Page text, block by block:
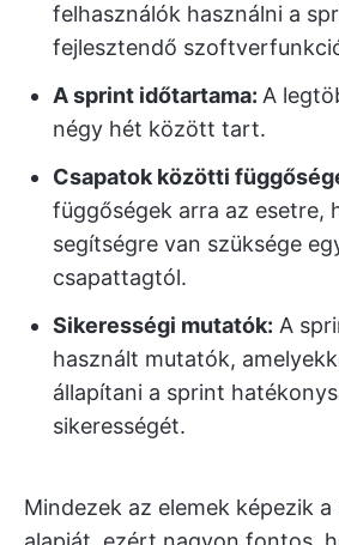
felhasználók használni a
fejlesztendő
A sprint időtartama: A
négy hét között tart.
Csapatok közötti
függőségek arra az esetre,
segítségre van szüksége
csapattagtól.
Sikerességi mutatók: A
használt mutatók,
állapítani a sprint
sikerességét.
Mindezek az elemek képezik